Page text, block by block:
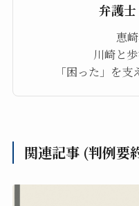
弁護
恵
川崎と
「困った」を支
関連記事 (判例要